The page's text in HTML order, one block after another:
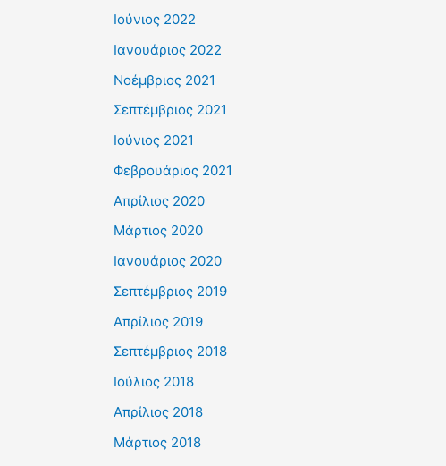
Ιούνιος 2022
Ιανουάριος 2022
Νοέμβριος 2021
Σεπτέμβριος 2021
Ιούνιος 2021
Φεβρουάριος 2021
Απρίλιος 2020
Μάρτιος 2020
Ιανουάριος 2020
Σεπτέμβριος 2019
Απρίλιος 2019
Σεπτέμβριος 2018
Ιούλιος 2018
Απρίλιος 2018
Μάρτιος 2018